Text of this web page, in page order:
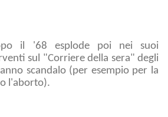
il '68 esplode poi nei suoi
sul "Corriere della sera" degli
scandalo (per esempio per la
l'aborto).